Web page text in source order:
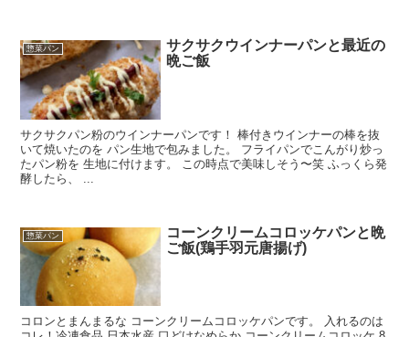
惣菜パン
サクサクウインナーパンと最近の
晩ご飯
サクサクパン粉のウインナーパンです！ 棒付きウインナーの棒を抜
いて焼いたのを パン生地で包みました。 フライパンでこんがり炒っ
たパン粉を 生地に付けます。 この時点で美味しそう〜笑 ふっくら発
酵したら、 ...
惣菜パン
コーンクリームコロッケパンと晩
ご飯(鶏手羽元唐揚げ)
コロンとまんまるな コーンクリームコロッケパンです。 入れるのは